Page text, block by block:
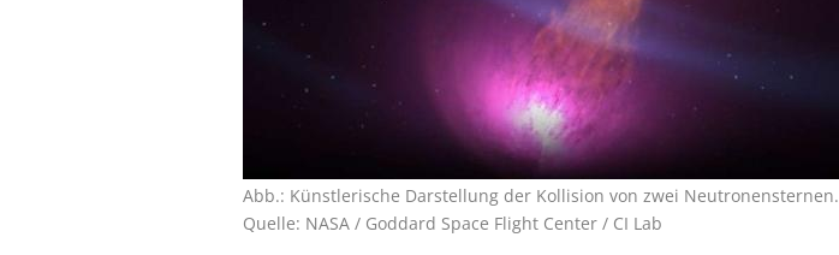
Abb.: Künstlerische Darstellung der Kollision von zwei Neutronensternen.
Quelle: NASA / Goddard Space Flight Center / CI Lab